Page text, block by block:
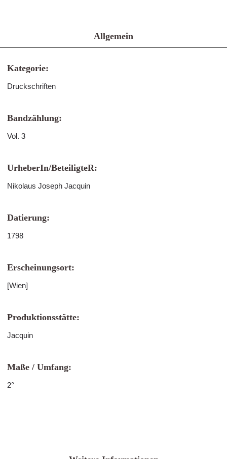
Allgemein
Kategorie:
Druckschriften
Bandzählung:
Vol. 3
UrheberIn/BeteiligteR:
Nikolaus Joseph Jacquin
Datierung:
1798
Erscheinungsort:
[Wien]
Produktionsstätte:
Jacquin
Maße / Umfang:
2°